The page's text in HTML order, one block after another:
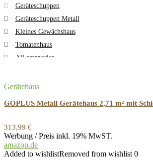
Geräteschuppen
Geräteschuppen Metall
Kleines Gewächshaus
Tomatenhaus
All categories
Gerätehaus
GOPLUS Metall Gerätehaus 2,71 m² mit
313,99 €
Werbung / Preis inkl. 19% MwST.
amazon.de
Added to wishlistRemoved from wishlist 0